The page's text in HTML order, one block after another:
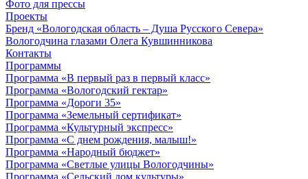
Фото для прессы
Проекты
Бренд «Вологодская область – Душа Русского Севера»
Вологодчина глазами Олега Кувшинникова
Контакты
Программы
Программа «В первый раз в первый класс»
Программа «Вологодский гектар»
Программа «Дороги 35»
Программа «Земельный сертификат»
Программа «Культурный экспресс»
Программа «С днем рождения, малыш!»
Программа «Народный бюджет»
Программа «Светлые улицы Вологодчины»
Программа «Сельский дом культуры»